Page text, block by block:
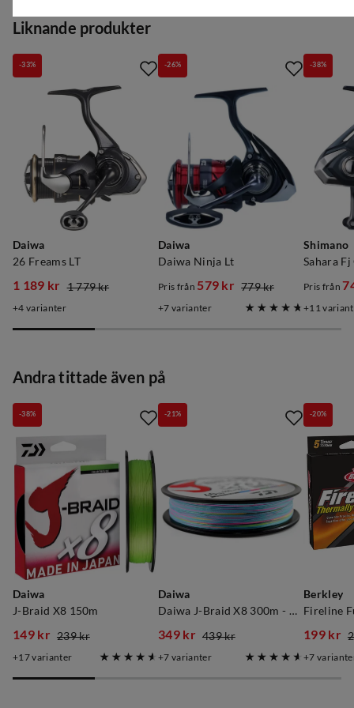
Liknande produkter
Daiwa
26 Freams LT
-33%
discounted
1 189 kr
original
1 779 kr
4 varianter
Daiwa
Daiwa Ninja Lt
-26%
discounted
Pris från 579 kr
original
779 kr
7 varianter
Shimano
Sahara Fj
-38%
Pris från
original
11
Andra tittade även på
Daiwa
J-Braid X8 150m
-38%
discounted
149 kr
original
239 kr
17varianter
Daiwa
Daiwa J-Braid X8 300m - Multi-Colour
-21%
discounted
349 kr
original
439 kr
7 varianter
Berkley
-20%
199 kr
original
7